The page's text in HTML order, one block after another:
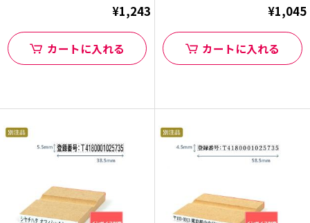
¥1,243
カートに入れる
¥1,045
カートに入れる